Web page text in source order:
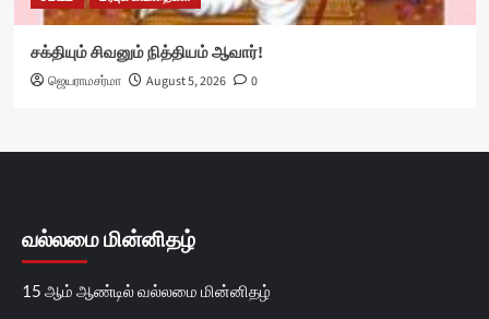
சக்தியும் சிவனும் நித்தியம் ஆவார்!
ஜெயராமசர்மா August 5, 2026 0
வல்லமை மின்னிதழ்
15 ஆம் ஆண்டில் வல்லமை மின்னிதழ்